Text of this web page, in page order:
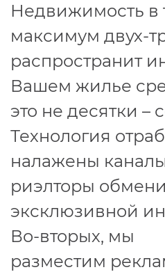
Недвижимость в
максимум двух-
распространит
Вашем жилье
это не десятки –
Технология
налажены
риэлторы
эксклюзивной
Во-вторых, мы
разместим